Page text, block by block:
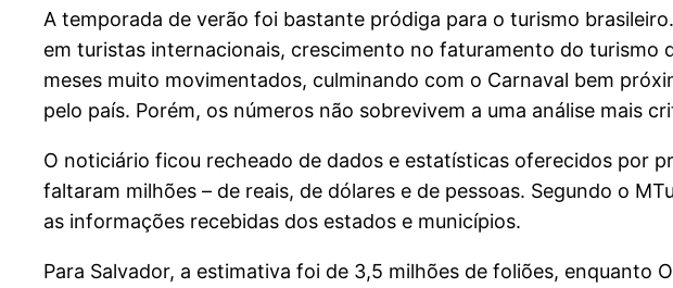
A temporada de verão foi bastante pródiga para o turismo
em turistas internacionais, crescimento no faturamento do turismo
meses muito movimentados, culminando com o Carnaval bem
pelo país. Porém, os números não sobrevivem a uma análise mais
O noticiário ficou recheado de dados e estatísticas oferecidos por
faltaram milhões – de reais, de dólares e de pessoas. Segundo o
as informações recebidas dos estados e municípios.
Para Salvador, a estimativa foi de 3,5 milhões de foliões, enquanto